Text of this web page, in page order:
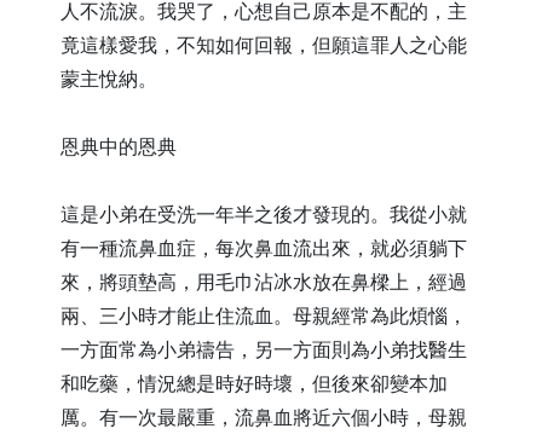
人不流淚。我哭了，心想自己原本是不配的，主
竟這樣愛我，不知如何回報，但願這罪人之心能
蒙主悅納。
恩典中的恩典
這是小弟在受洗一年半之後才發現的。我從小就
有一種流鼻血症，每次鼻血流出來，就必須躺下
來，將頭墊高，用毛巾沾冰水放在鼻樑上，經過
兩、三小時才能止住流血。母親經常為此煩惱，
一方面常為小弟禱告，另一方面則為小弟找醫生
和吃藥，情況總是時好時壞，但後來卻變本加
厲。有一次最嚴重，流鼻血將近六個小時，母親